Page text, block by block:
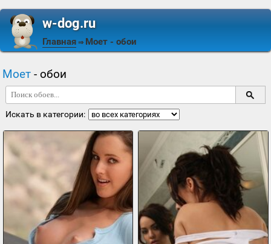
w-dog.ru
Главная ⇒ Моет - обои
Моет - обои
Искать в категории: